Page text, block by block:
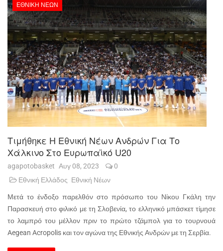
ΕΘΝΙΚΉ ΝΈΩΝ
Τιμήθηκε Η Εθνική Νέων Ανδρών Για Το
Χάλκινο Στο Ευρωπαϊκό U20
agapotobasket Αυγ 08, 2023
0
Εθνική Ελλάδος Εθνική Νέων
Μετά το ένδοξο παρελθόν στο πρόσωπο του Νίκου Γκάλη την
Παρασκευή στο φιλικό με τη Σλοβενία, το ελληνικό μπάσκετ τίμησε
το λαμπρό του μέλλον πριν το πρώτο τζάμπολ για το τουρνουά
Aegean Acropolis και τον αγώνα της Εθνικής Ανδρών με τη Σερβία.